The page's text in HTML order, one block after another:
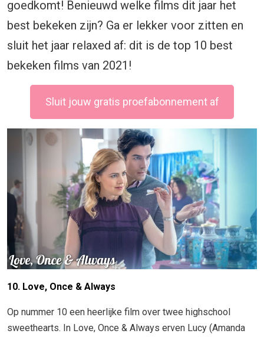
goedkomt! Benieuwd welke films dit jaar het
best bekeken zijn? Ga er lekker voor zitten en
sluit het jaar relaxed af: dit is de top 10 best
bekeken films van 2021!
Sluit jouw gratis proefabonnement af
10. Love, Once & Always
Op nummer 10 een heerlijke film over twee highschool
sweethearts. In Love, Once & Always erven Lucy (Amanda